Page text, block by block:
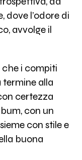
dove l’odore di
avvolge il
che i compiti
termine alla
certezza
con un
con stile e
buona